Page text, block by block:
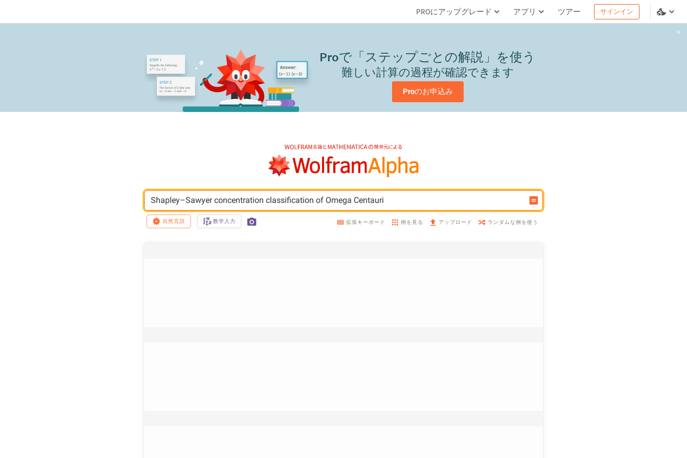
PROにアップグレード アプリ ツアー サインイン
Proで「ステップごとの解説」を使う
難しい計算の過程が確認できます
Proのお申込み
Shapley–Sawyer concentration classification of Omega Centauri
自然言語 数学入力 拡張キーボード 例を見る アップロード ランダムな例を使う